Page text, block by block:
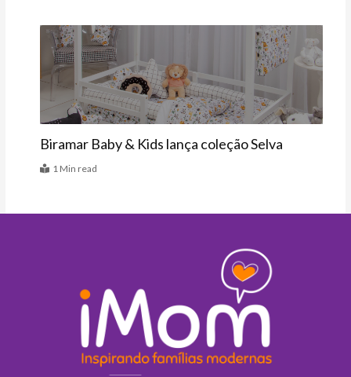
Vitrine
Biramar Baby & Kids lança coleção Selva
1 Min read